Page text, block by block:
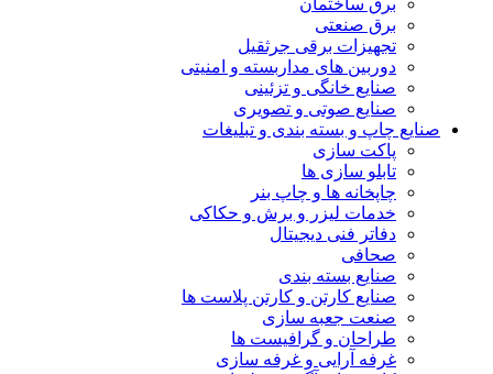
برق ساختمان
برق صنعتی
تجهیزات برقی جرثقیل
دوربین های مداربسته و امنیتی
صنایع خانگی و تزئینی
صنایع صوتی و تصویری
صنایع چاپ و بسته بندی و تبلیغات
پاکت سازی
تابلو سازی ها
چاپخانه ها و چاپ بنر
خدمات لیزر و برش و حکاکی
دفاتر فنی دیجیتال
صحافی
صنایع بسته بندی
صنایع کارتن و کارتن پلاست ها
صنعت جعبه سازی
طراحان و گرافیست ها
غرفه آرایی و غرفه سازی